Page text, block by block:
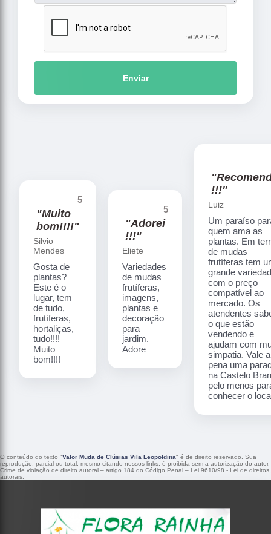
Enviar
5
"Muito
bom!!!!"
Silvio
Mendes
Gosta de
plantas?
Este é o
lugar, tem
de tudo,
frutíferas,
hortaliças,
tudo!!!!
Muito
bom!!!!
5
"Adorei
!!!"
Eliete
Variedades
de mudas
frutíferas,
imagens,
plantas e
decoração
para
jardim.
Adore
!!!"
Luiz
Um paraíso
quem ama as
plantas. Em
de mudas
frutíferas tem
grande
com o preço
compatível ao
mercado. Os
atendentes
o que estão
vendendo e
ajudam com
simpatia. Vale a
pena uma
na Castelo
pelo menos
conhecer o
O conteúdo do texto "Valor Muda de Clúsias Vila Leopoldina" é de direito reservado. Sua
reprodução, parcial ou total, mesmo citando nossos links, é proibida sem a autorização do autor.
Crime de violação de direito autoral – artigo 184 do Código Penal – Lei 9610/98 - Lei de direitos
autorais